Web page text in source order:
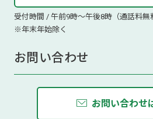
受付時間 / 午前9時～午後8時（通話料無
※年末年始除く
お問い合わせ
お問い合わせ